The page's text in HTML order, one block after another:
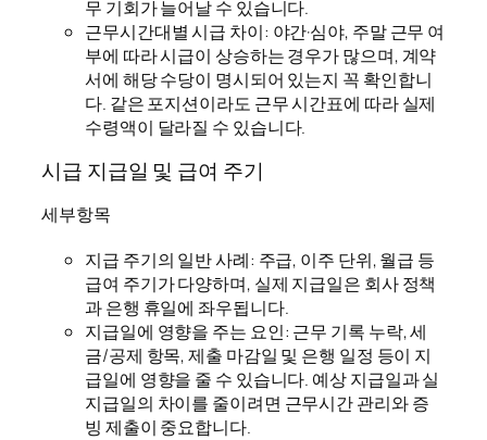
무 기회가 늘어날 수 있습니다.
근무시간대별 시급 차이: 야간·심야, 주말 근무 여
부에 따라 시급이 상승하는 경우가 많으며, 계약
서에 해당 수당이 명시되어 있는지 꼭 확인합니
다. 같은 포지션이라도 근무 시간표에 따라 실제
수령액이 달라질 수 있습니다.
시급 지급일 및 급여 주기
세부항목
지급 주기의 일반 사례: 주급, 이주 단위, 월급 등
급여 주기가 다양하며, 실제 지급일은 회사 정책
과 은행 휴일에 좌우됩니다.
지급일에 영향을 주는 요인: 근무 기록 누락, 세
금/공제 항목, 제출 마감일 및 은행 일정 등이 지
급일에 영향을 줄 수 있습니다. 예상 지급일과 실
지급일의 차이를 줄이려면 근무시간 관리와 증
빙 제출이 중요합니다.